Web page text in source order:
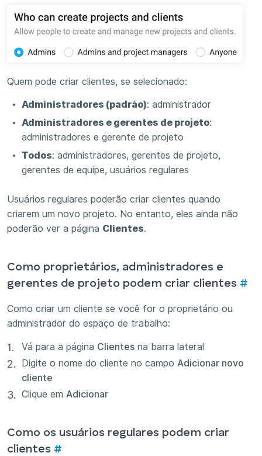
Quem pode criar clientes, se selecionado:
Administradores (padrão): administrador
Administradores e gerentes de projeto:
administradores e gerente de projeto
Todos: administradores, gerentes de projeto,
gerentes de equipe, usuários regulares
Usuários regulares poderão criar clientes quando
criarem um novo projeto. No entanto, eles ainda não
poderão ver a página Clientes.
Como proprietários, administradores e
gerentes de projeto podem criar clientes #
Como criar um cliente se você for o proprietário ou
administrador do espaço de trabalho:
Vá para a página Clientes na barra lateral
Digite o nome do cliente no campo Adicionar novo
cliente
Clique em Adicionar
Como os usuários regulares podem criar
clientes #